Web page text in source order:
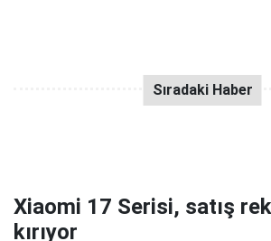
Xiaomi 17 Serisi, satış
kırıyor